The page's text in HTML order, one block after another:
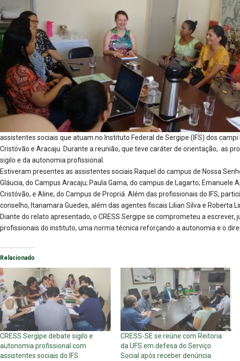
assistentes sociais que atuam no Instituto Federal de Sergipe (IFS) dos campi
Cristóvão e Aracaju. Durante a reunião, que teve caráter de orientação, as
sigilo e da autonomia profissional.
Estiveram presentes as assistentes sociais Raquel do campus de Nossa
Gláucia, do Campus Aracaju; Paula Gama, do campus de Lagarto; Emanuele
Cristóvão, e Aline, do Campus de Propriá. Além das profissionais do IFS,
conselho, Itanamara Guedes, além das agentes fiscais Lilian Silva e Roberta
Diante do relato apresentado, o CRESS Sergipe se comprometeu a
profissionais do instituto, uma norma técnica reforçando a autonomia e o
Relacionado
CRESS Sergipe debate sigilo e
autonomia profissional com
assistentes sociais do IFS
CRESS-SE se reúne com Reitoria
da UFS em defesa do Serviço
Social após receber denúncia